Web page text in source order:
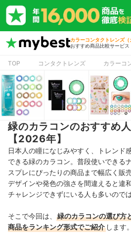
カラーコンタクトレンズ（
おすすめ商品比較サービス
TOP コンタクトレンズ カラーコ
緑のカラコンのおすすめ
【2026年】
日本人の瞳になじみやすく、トレンド
できる緑のカラコン。普段使いできる
スプレにぴったりの商品まで幅広く販
デザインや発色の強さを間違えると違
チャレンジできずにいる人も多いので
そこで今回は、
緑のカラコンの選び方
商品をランキング形式でご紹介 します